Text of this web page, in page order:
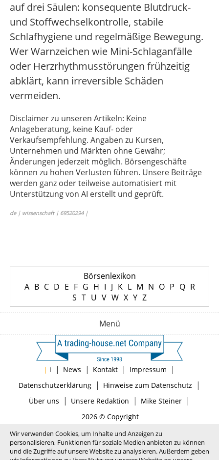
auf drei Säulen: konsequente Blutdruck-
und Stoffwechselkontrolle, stabile
Schlafhygiene und regelmäßige Bewegung.
Wer Warnzeichen wie Mini-Schlaganfälle
oder Herzrhythmusstörungen frühzeitig
abklärt, kann irreversible Schäden
vermeiden.
Disclaimer zu unseren Artikeln: Keine
Anlageberatung, keine Kauf- oder
Verkaufsempfehlung. Angaben zu Kursen,
Unternehmen und Märkten ohne Gewähr;
Änderungen jederzeit möglich. Börsengeschäfte
können zu hohen Verlusten führen. Unsere Beiträge
werden ganz oder teilweise automatisiert mit
Unterstützung von AI erstellt und geprüft.
de | wissenschaft | 69520294 |
Börsenlexikon
A B C D E F G H I J K L M N O P Q R
S T U V W X Y Z
Menü
| i | News | Kontakt | Impressum |
Datenschutzerklärung| Hinweise zum Datenschutz |
Über uns | Unsere Redaktion | Mike Steiner|
2026 © Copyright
Wir verwenden Cookies, um Inhalte und Anzeigen zu
personalisieren, Funktionen für soziale Medien anbieten zu können
und die Zugriffe auf unsere Website zu analysieren. Außerdem geben